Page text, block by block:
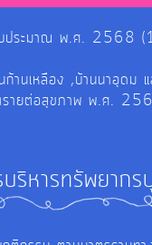
ปีงบประมาณ พ.ศ.
านเหลือง ,บ้านนาอุดม
ตรายต่อสุขภาพ พ.ศ.
บริหารทรัพยาก